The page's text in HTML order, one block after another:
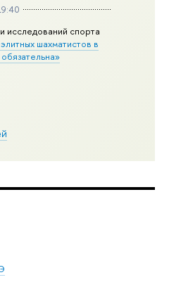
спорта
шахматистов в